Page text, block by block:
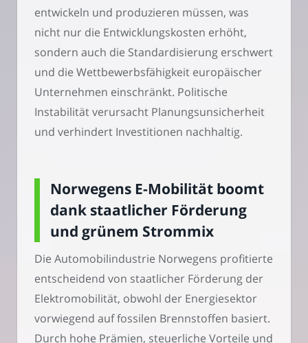
entwickeln und produzieren müssen, was
nicht nur die Entwicklungskosten erhöht,
sondern auch die Standardisierung erschwert
und die Wettbewerbsfähigkeit europäischer
Unternehmen einschränkt. Politische
Instabilität verursacht Planungsunsicherheit
und verhindert Investitionen nachhaltig.
Norwegens E-Mobilität boomt
dank staatlicher Förderung
und grünem Strommix
Die Automobilindustrie Norwegens profitierte
entscheidend von staatlicher Förderung der
Elektromobilität, obwohl der Energiesektor
vorwiegend auf fossilen Brennstoffen basiert.
Durch hohe Prämien, steuerliche Vorteile und